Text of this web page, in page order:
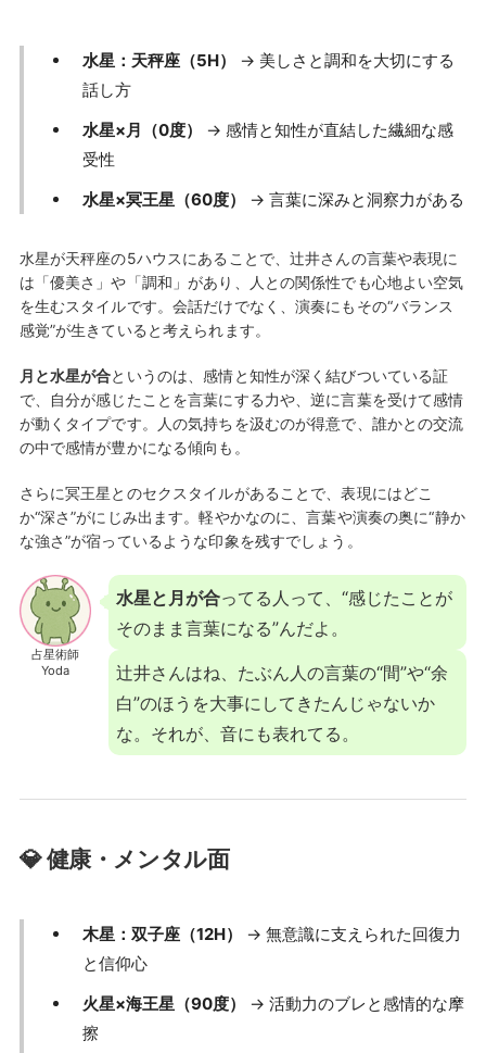
水星：天秤座（5H）
→ 美しさと調和を大切にする
話し方
水星×月（0度）
→ 感情と知性が直結した繊細な感
受性
水星×冥王星（60度）
→ 言葉に深みと洞察力がある
水星が天秤座の5ハウスにあることで、辻井さんの言葉や表現に
は「優美さ」や「調和」があり、人との関係性でも心地よい空気
を生むスタイルです。会話だけでなく、演奏にもその“バランス
感覚”が生きていると考えられます。
月と水星が合というのは、感情と知性が深く結びついている証
で、自分が感じたことを言葉にする力や、逆に言葉を受けて感情
が動くタイプです。人の気持ちを汲むのが得意で、誰かとの交流
の中で感情が豊かになる傾向も。
さらに冥王星とのセクスタイルがあることで、表現にはどこ
か“深さ”がにじみ出ます。軽やかなのに、言葉や演奏の奥に“静か
な強さ”が宿っているような印象を残すでしょう。
占星術師
Yoda
水星と月が合ってる人って、“感じたことが
そのまま言葉になる”んだよ。
辻井さんはね、たぶん人の言葉の“間”や“余
白”のほうを大事にしてきたんじゃないか
な。それが、音にも表れてる。
💎 健康・メンタル面
木星：双子座（12H）
→ 無意識に支えられた回復力
と信仰心
火星×海王星（90度）
→ 活動力のブレと感情的な摩
擦